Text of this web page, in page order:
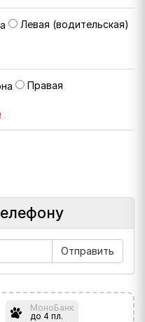
Левая (водительская)
Правая
МоноБанк
до 4 пл.